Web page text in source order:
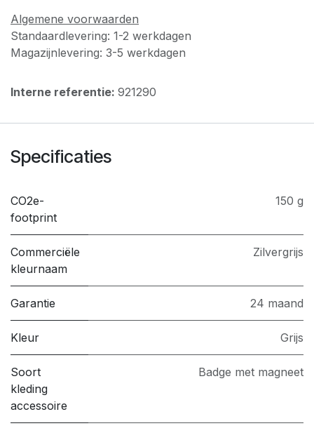
Algemene voorwaarden
Standaardlevering: 1-2 werkdagen
Magazijnlevering: 3-5 werkdagen
Interne referentie: 921290
Specificaties
CO2e-
footprint
150 g
Commerciële
kleurnaam
Zilvergrijs
Garantie 24 maand
Kleur Grijs
Soort
kleding
accessoire
Badge met magneet